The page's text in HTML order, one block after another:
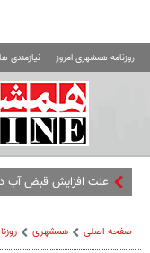
روزنامه همشهری امروز نیازمندی
علت افزایش قبض آب
صفحه اصلی همشهری